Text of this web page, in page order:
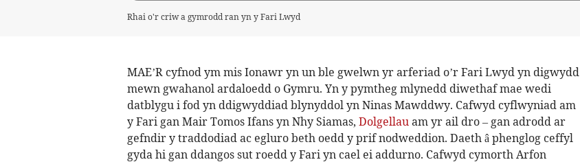
Rhai o'r criw a gymrodd ran yn y Fari Lwyd
MAE’R cyfnod ym mis Ionawr yn un ble gwelwn yr arferiad o’r Fari Lwyd yn digwydd
mewn gwahanol ardaloedd o Gymru. Yn y pymtheg mlynedd diwethaf mae wedi
datblygu i fod yn ddigwyddiad blynyddol yn Ninas Mawddwy. Cafwyd cyflwyniad am
y Fari gan Mair Tomos Ifans yn Nhy Siamas, Dolgellauam yr ail dro – gan adrodd ar
gefndir y traddodiad ac egluro beth oedd y prif nodweddion. Daeth â phenglog ceffyl
gyda hi gan ddangos sut roedd y Fari yn cael ei addurno. Cafwyd cymorth Arfon